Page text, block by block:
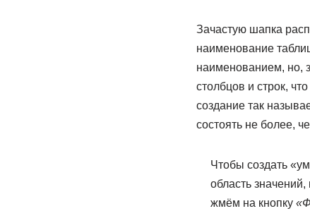
Зачастую шапка
наименование
наименованием, но,
столбцов и строк,
создание так
состоять не более,
Чтобы создать
область
жмём на кнопку